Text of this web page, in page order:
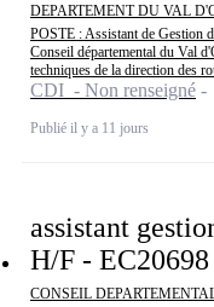
DEPARTEMENT DU VAL
POSTE : Assistant de
Conseil départemental du Val
techniques de la direction des
CDI - Non renseigné
Publié il y a 11 jours
assistant
H/F - EC20698
CONSEIL